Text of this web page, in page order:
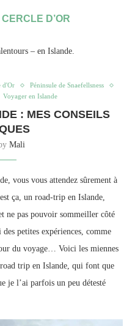
CERCLE D’OR
– en Islande.
d'Or
Péninsule de Snaefellsness
Voyager en Islande
: MES CONSEILS
Mali
vous vous attendez sûrement à
ça, un road-trip en Islande,
ne pas pouvoir sommeiller côté
petites expériences, comme
du voyage… Voici les miennes
trip en Islande, qui font que
je l’ai parfois un peu détesté